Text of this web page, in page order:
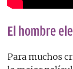
El hombre
Para muchos